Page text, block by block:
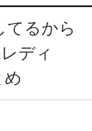
てるから
ディ